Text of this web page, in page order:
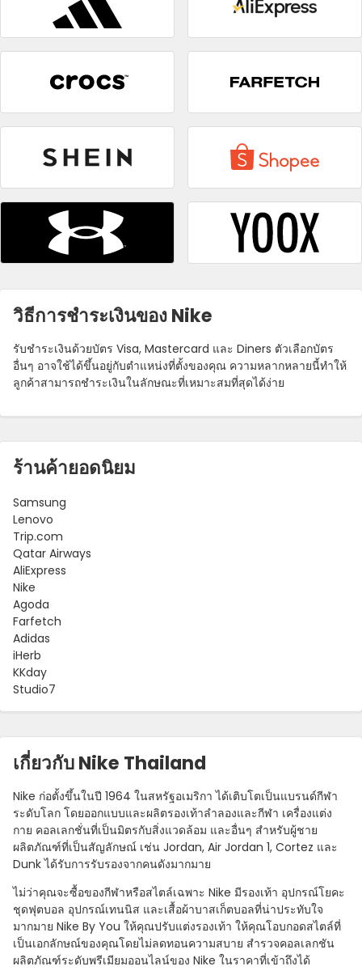
เกี่ยวกับ Nike Thailand
Nike ก่อตั้งขึ้นในปี 1964 ในสหรัฐอเมริกา ได้เติบโตเป็นแบรนด์กีฬา
ระดับโลก โดยออกแบบและผลิตรองเท้าลําลองและกีฬา เครื่องแต่ง
กาย คอลเลกชั่นที่เป็นมิตรกับสิ่งแวดล้อม และอื่นๆ สําหรับผู้ชาย
ผลิตภัณฑ์ที่เป็นสัญลักษณ์ เช่น Jordan, Air Jordan 1, Cortez และ
Dunk ได้รับการรับรองจากคนดังมากมาย
ไม่ว่าคุณจะซื้อของกีฬาหรือสไตล์เฉพาะ Nike มีรองเท้า อุปกรณ์โยคะ
ชุดฟุตบอล อุปกรณ์เทนนิส และเสื้อผ้าบาสเก็ตบอลที่น่าประทับใจ
มากมาย Nike By You ให้คุณปรับแต่งรองเท้า ให้คุณโอบกอดสไตล์ที่
เป็นเอกลักษณ์ของคุณโดยไม่ลดทอนความสบาย สํารวจคอลเลกชัน
ผลิตภัณฑ์ระดับพรีเมียมออนไลน์ของ Nike ในราคาที่เข้าถึงได้
วิธีการชําระเงินของ Nike
รับชําระเงินด้วยบัตร Visa, Mastercard และ Diners ตัวเลือกบัตร
อื่นๆ อาจใช้ได้ขึ้นอยู่กับตําแหน่งที่ตั้งของคุณ ความหลากหลายนี้ทําให้
ลูกค้าสามารถชําระเงินในลักษณะที่เหมาะสมที่สุดได้ง่าย
ร้านค้ายอดนิยม
Samsung
Lenovo
Trip.com
Qatar Airways
AliExpress
Nike
Agoda
Farfetch
Adidas
iHerb
KKday
Studio7